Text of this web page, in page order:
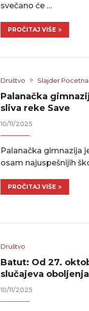
svečano će …
PROČITAJ VIŠE
Društvo Slajder Pocetna
Palanačka
sliva reke Save
10/11/2025
Palanačka gimnazija
osam najuspešnijih
PROČITAJ VIŠE
Društvo
Batut: Od 27.
slučajeva
10/11/2025